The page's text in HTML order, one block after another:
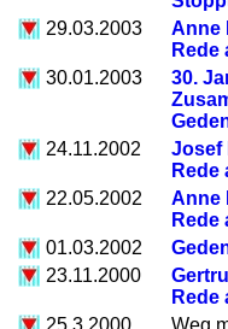
29.03.2003
Anne
Rede
30.01.2003
30.
24.11.2002
Josef
Rede
22.05.2002
Anne
Rede
01.03.2002
23.11.2000
Rede